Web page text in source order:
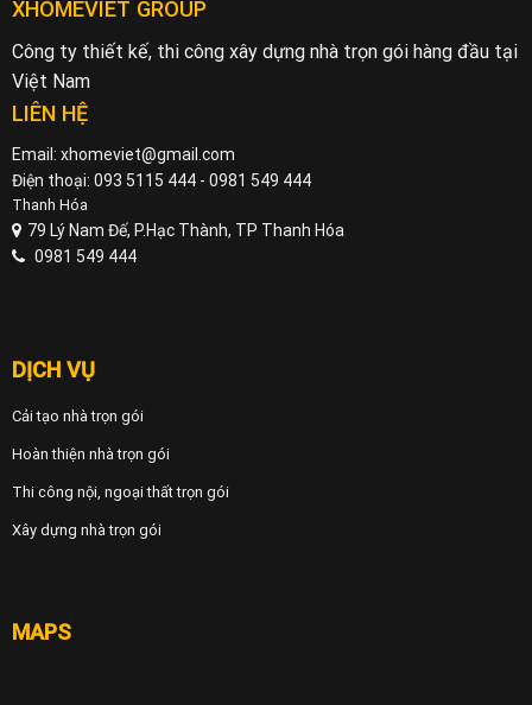
XHOMEVIET GROUP
Công ty thiết kế, thi công xây dựng nhà trọn gói hàng đầu tại
Việt Nam
LIÊN HỆ
Email: xhomeviet@gmail.com
Điện thoại: 093 5115 444 - 0981 549 444
Thanh Hóa
79 Lý Nam Đế, P.Hạc Thành, TP Thanh Hóa
0981 549 444
DỊCH VỤ
Cải tạo nhà trọn gói
Hoàn thiện nhà trọn gói
Thi công nội, ngoại thất trọn gói
Xây dựng nhà trọn gói
MAPS